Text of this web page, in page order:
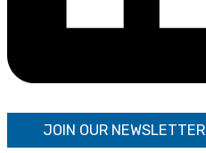
JOIN OUR NEWSLETTER